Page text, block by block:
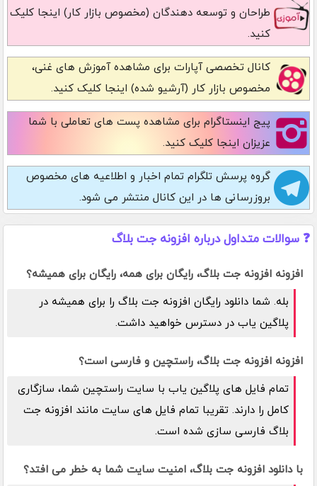
طراحان و توسعه دهندگان (مخصوص بازار کار) اینجا کلیک
کنید.
کانال تخصصی آپارات برای مشاهده آموزش های غنی،
مخصوص بازار کار (آرشیو شده) اینجا کلیک کنید.
پیج اینستاگرام برای مشاهده پست های تعاملی با شما
عزیزان اینجا کلیک کنید.
گروه پرسش تلگرام تمام اخبار و اطلاعیه های مخصوص
بروزرسانی ها در این کانال منتشر می شود.
❓ سوالات متداول درباره افزونه جت بلاگ
افزونه افزونه جت بلاگ، رایگان برای همه، رایگان برای همیشه؟
بله. شما دانلود رایگان افزونه جت بلاگ را برای همیشه در
پلاگین یاب در دسترس خواهید داشت.
افزونه افزونه جت بلاگ، راستچین و فارسی است؟
تمام فایل های پلاگین یاب با سایت راستچین شما، سازگاری
کامل را دارند. تقریبا تمام فایل های سایت مانند افزونه جت
بلاگ فارسی سازی شده است.
با دانلود افزونه جت بلاگ، امنیت سایت شما به خطر می افتد؟